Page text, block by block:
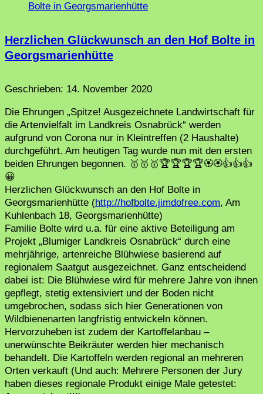
Bolte in Georgsmarienhütte
Herzlichen Glückwunsch an den Hof Bolte in
Georgsmarienhütte
Geschrieben: 14. November 2020
Die Ehrungen „Spitze! Ausgezeichnete Landwirtschaft für
die Artenvielfalt im Landkreis Osnabrück“ werden
aufgrund von Corona nur in Kleintreffen (2 Haushalte)
durchgeführt. Am heutigen Tag wurde nun mit den ersten
beiden Ehrungen begonnen. 🥇🥇🥇🏆🏆🏆🏆🏵🏵👍👍👍
😀
Herzlichen Glückwunsch an den Hof Bolte in
Georgsmarienhütte (http://hofbolte.jimdofree.com, Am
Kuhlenbach 18, Georgsmarienhütte)
Familie Bolte wird u.a. für eine aktive Beteiligung am
Projekt „Blumiger Landkreis Osnabrück“ durch eine
mehrjährige, artenreiche Blühwiese basierend auf
regionalem Saatgut ausgezeichnet. Ganz entscheidend
dabei ist: Die Blühwiese wird für mehrere Jahre von ihnen
gepflegt, stetig extensiviert und der Boden nicht
umgebrochen, sodass sich hier Generationen von
Wildbienenarten langfristig entwickeln können.
Hervorzuheben ist zudem der Kartoffelanbau –
unerwünschte Beikräuter werden hier mechanisch
behandelt. Die Kartoffeln werden regional an mehreren
Orten verkauft (Und auch: Mehrere Personen der Jury
haben dieses regionale Produkt einige Male getestet: